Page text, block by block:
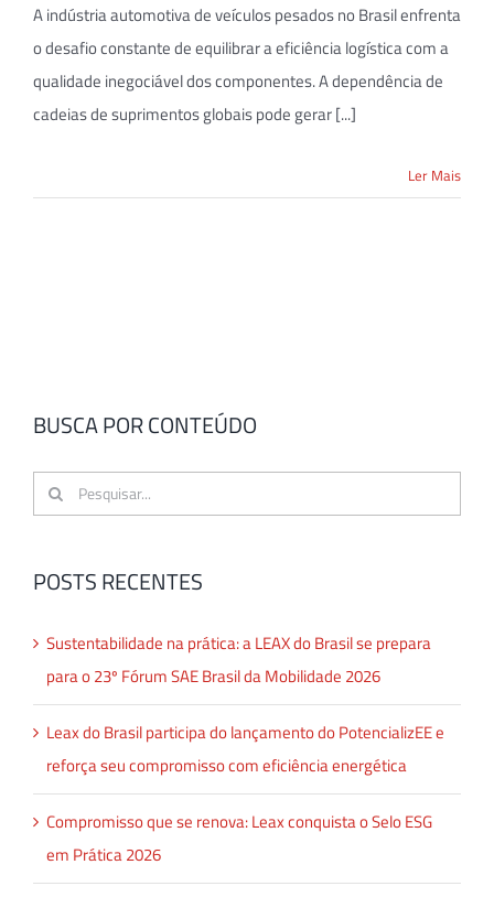
A indústria automotiva de veículos pesados no Brasil enfrenta
o desafio constante de equilibrar a eficiência logística com a
qualidade inegociável dos componentes. A dependência de
cadeias de suprimentos globais pode gerar [...]
Ler Mais
BUSCA POR CONTEÚDO
Buscar
resultados
POSTS RECENTES
Sustentabilidade na prática: a LEAX do Brasil se prepara
para o 23º Fórum SAE Brasil da Mobilidade 2026
Leax do Brasil participa do lançamento do PotencializEE e
reforça seu compromisso com eficiência energética
Compromisso que se renova: Leax conquista o Selo ESG
em Prática 2026